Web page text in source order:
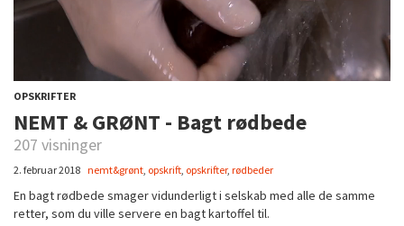
OPSKRIFTER
NEMT & GRØNT - Bagt rødbede
207 visninger
2. februar 2018 nemt&grønt, opskrift, opskrifter, rødbeder
En bagt rødbede smager vidunderligt i selskab med alle de samme
retter, som du ville servere en bagt kartoffel til.